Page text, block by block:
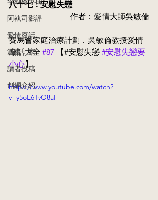
阿執司影評
愛情廢話
漫畫．家
讀者投稿
創網介紹
八十七：安慰失戀
作者：愛情大師吳敏倫
賽馬會家庭治療計劃．吳敏倫教授愛情
廢話大全 #87 【#安慰失戀 #安慰失戀要
小心】
https://www.youtube.com/watch?
v=y5oE6TvO8aI